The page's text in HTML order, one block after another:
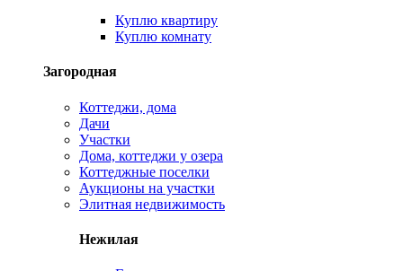
Куплю квартиру
Куплю комнату
Загородная
Коттеджи, дома
Дачи
Участки
Дома, коттеджи у озера
Коттеджные поселки
Аукционы на участки
Элитная недвижимость
Нежилая